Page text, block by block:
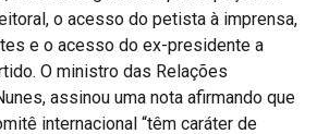
o acesso do petista à imprensa,
e o acesso do ex-presidente a
O ministro das Relações
assinou uma nota afirmando que
internacional “têm caráter de